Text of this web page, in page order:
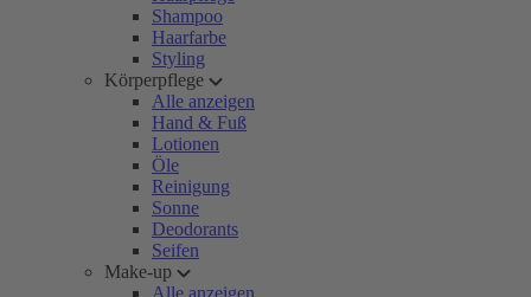
Shampoo
Haarfarbe
Styling
Körperpflege
Alle anzeigen
Hand & Fuß
Lotionen
Öle
Reinigung
Sonne
Deodorants
Seifen
Make-up
Alle anzeigen